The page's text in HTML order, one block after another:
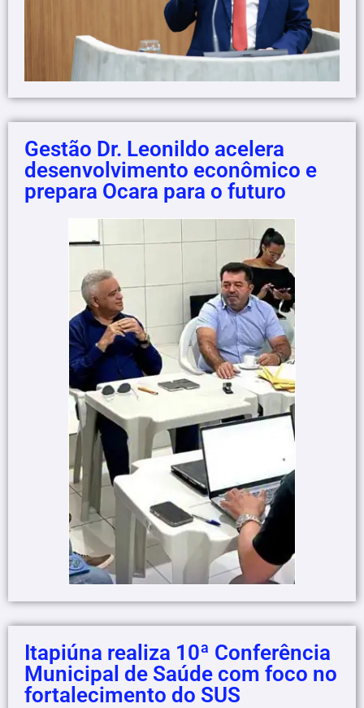
Gestão Dr. Leonildo acelera
desenvolvimento econômico e
prepara Ocara para o futuro
Itapiúna realiza 10ª Conferência
Municipal de Saúde com foco no
fortalecimento do SUS